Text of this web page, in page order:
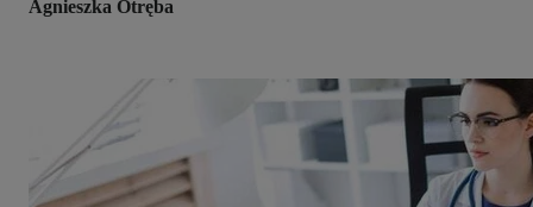
Agnieszka Otręba